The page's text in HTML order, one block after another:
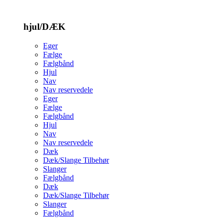
hjul/DÆK
Eger
Fælge
Fælgbånd
Hjul
Nav
Nav reservedele
Eger
Fælge
Fælgbånd
Hjul
Nav
Nav reservedele
Dæk
Dæk/Slange Tilbehør
Slanger
Fælgbånd
Dæk
Dæk/Slange Tilbehør
Slanger
Fælgbånd